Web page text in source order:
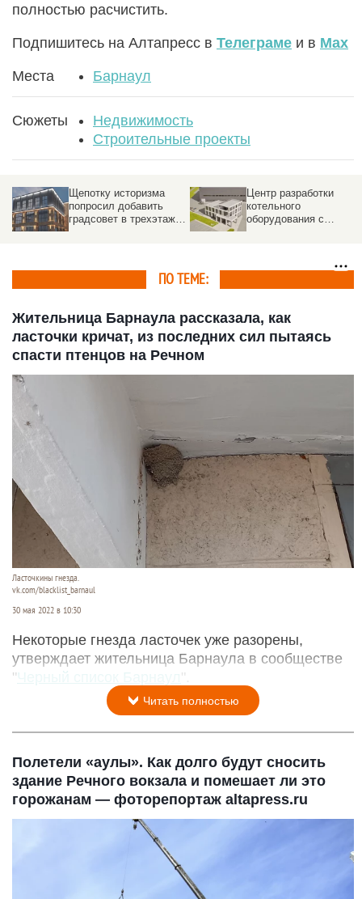
полностью расчистить.
Подпишитесь на Алтапресс в Телеграме и в Max
Места Барнаул
Сюжеты
Недвижимость
Строительные проекты
Щепотку историзма
попросил добавить
градсовет в трехэтажку
Центр разработки
котельного
оборудования с
ПО ТЕМЕ:
Жительница Барнаула рассказала, как
ласточки кричат, из последних сил пытаясь
спасти птенцов на Речном
Ласточкины гнезда.
vk.com/blacklist_barnaul
30 мая 2022 в 10:30
Некоторые гнезда ласточек уже разорены,
утверждает жительница Барнаула в сообществе
"Черный список Барнаул ".
Читать полностью
Полетели «аулы». Как долго будут сносить
здание Речного вокзала и помешает ли это
горожанам — фоторепортаж altapress.ru